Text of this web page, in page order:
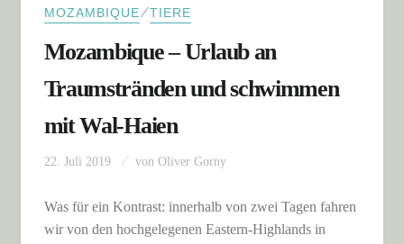
MOZAMBIQUE⁄TIERE
Mozambique – Urlaub an
Traumstränden und schwimmen
mit Wal-Haien
22. Juli 2019 von Oliver Gorny
Was für ein Kontrast: innerhalb von zwei Tagen fahren
wir von den hochgelegenen Eastern-Highlands in